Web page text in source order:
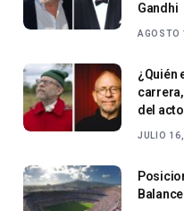
Gandhi
AGOSTO
¿Quién
del
JULIO